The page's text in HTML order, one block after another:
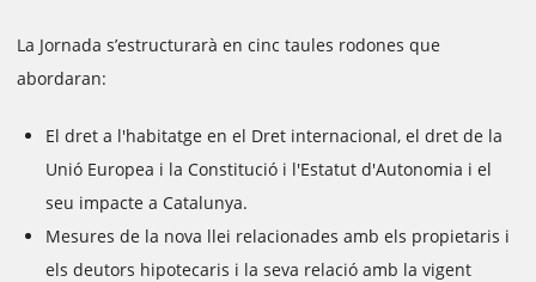
La Jornada s’estructurarà en cinc taules rodones que
abordaran:
El dret a l'habitatge en el Dret internacional, el dret de la
Unió Europea i la Constitució i l'Estatut d'Autonomia i el
seu impacte a Catalunya.
Mesures de la nova llei relacionades amb els propietaris i
els deutors hipotecaris i la seva relació amb la vigent